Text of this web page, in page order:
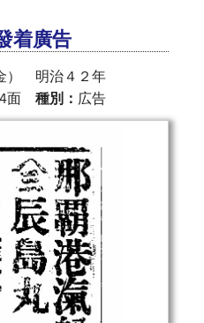
着廣告
） 明治４２年
面 種別： 広告